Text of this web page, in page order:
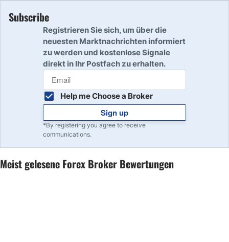
10
Subscribe
Registrieren Sie sich, um über die
neuesten Marktnachrichten informiert
zu werden und kostenlose Signale
direkt in Ihr Postfach zu erhalten.
Help me Choose a Broker
Sign up
*By registering you agree to receive
communications.
Meist gelesene Forex Broker Bewertungen